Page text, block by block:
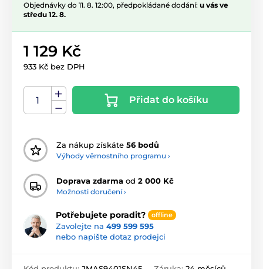
Objednávky do 11. 8. 12:00, předpokládané dodání: u vás ve
středu 12. 8.
1 129 Kč
933 Kč bez DPH
Přidat do košíku
Za nákup získáte 56 bodů
Výhody věrnostního programu ›
Doprava zdarma od 2 000 Kč
Možnosti doručení ›
Potřebujete poradit? offline
Zavolejte na 499 599 595
nebo napište dotaz prodejci